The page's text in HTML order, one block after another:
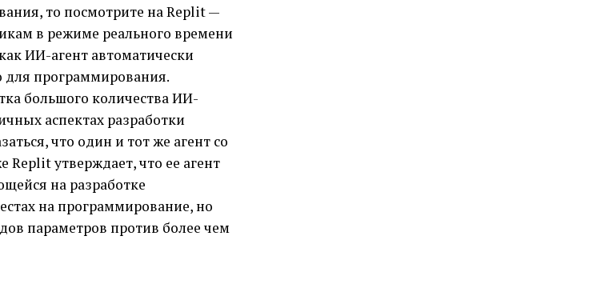
то посмотрите на Replit —
в режиме реального времени
ИИ-агент автоматически
для программирования.
большого количества ИИ-
аспектах разработки
что один и тот же агент со
Replit утверждает, что ее агент
на разработке
на программирование, но
параметров против более чем